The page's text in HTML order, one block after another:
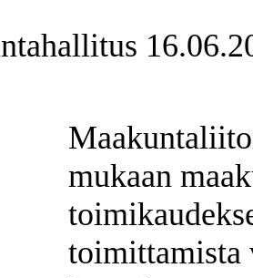
mukaan
toimittamista